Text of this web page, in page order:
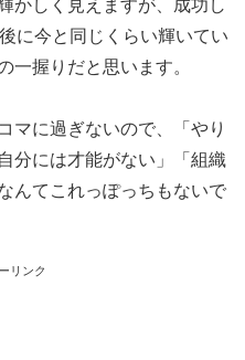
かしく見えますが、成功し
に今と同じくらい輝いてい
一握りだと思います。
マに過ぎないので、「やり
分には才能がない」「組織
んてこれっぽっちもないで
リンク